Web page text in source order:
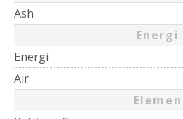
Ash
Energi
Energi
Air
Elemen